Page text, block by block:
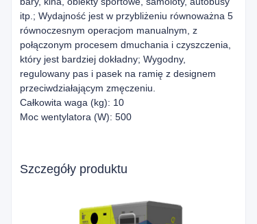
itp.; Wydajność jest w przybliżeniu równoważna 5
równoczesnym operacjom manualnym, z
połączonym procesem dmuchania i czyszczenia,
który jest bardziej dokładny; Wygodny,
regulowany pas i pasek na ramię z designem
przeciwdziałającym zmęczeniu.
Całkowita waga (kg): 10
Moc wentylatora (W): 500
Szczegóły produktu